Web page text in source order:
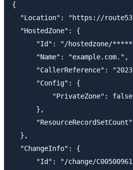
{
"Location": "https://
  "HostedZone": {
"Id": "/hostedzone/
      "Name": "example.com.",
"CallerReference":
      "Config": {
          "PrivateZone": false
      },
  },
  "ChangeInfo": {
"Id": "/change/